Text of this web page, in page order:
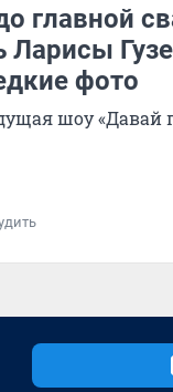
главной
Ларисы
фото
шоу